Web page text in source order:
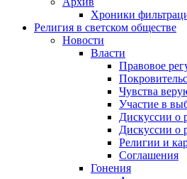
Хроники
Религия в светском обществе
Новости
Власти
Правовое
Чувства
Участие в
Дискуссии о
Дискуссии о
Религии и
Соглашения
Гонения